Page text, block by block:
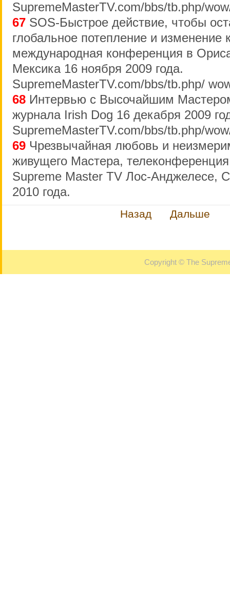
SupremeMasterTV.com/bbs/tb.php/
67 SOS-Быстрое действие, чтобы
глобальное потепление и изменение
международная конференция в
Мексика 16 ноября 2009 года.
SupremeMasterTV.com/bbs/tb.php/
68 Интервью с Высочайшим
журнала Irish Dog 16 декабря 2009
SupremeMasterTV.com/bbs/tb.php/
69 Чрезвычайная любовь и
живущего Мастера,
Supreme Master TV Лос-Анджелесе,
2010 года.
Назад Дальше
Copyright © The